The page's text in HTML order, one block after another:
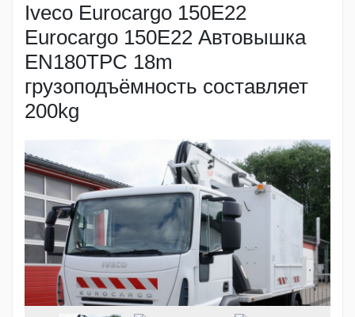
Iveco Eurocargo 150E22
Eurocargo 150E22 Автовышка
EN180TPC 18m
грузоподъёмность составляет
200kg